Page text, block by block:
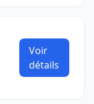
Voir
détails